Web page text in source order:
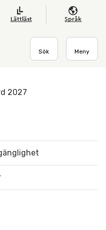
Lättläst Språk
Sök Meny
2027